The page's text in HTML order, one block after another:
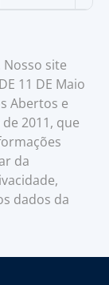
Nosso site
11 DE Maio
Abertos e
2011, que
da
dados da